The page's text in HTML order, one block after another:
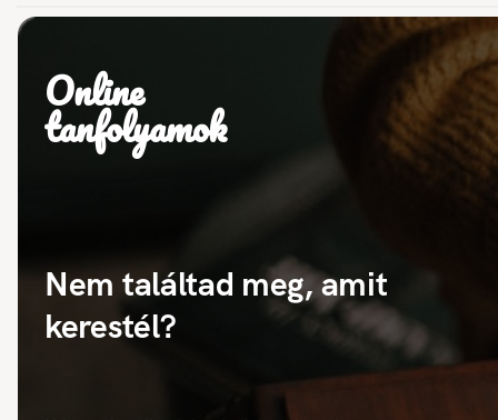
Online
tanfolyamok
Nem találtad meg, amit
kerestél?